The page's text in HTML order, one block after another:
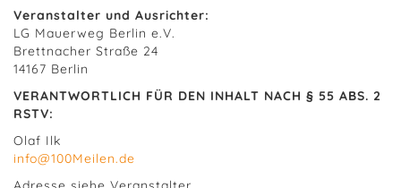
Veranstalter und Ausrichter:
LG Mauerweg Berlin e.V.
Brettnacher Straße 24
14167 Berlin
VERANTWORTLICH FÜR DEN INHALT NACH § 55 ABS. 2
RSTV:
Olaf Ilk
info@100Meilen.de